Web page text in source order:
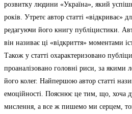
розвитку людини «Україна», який
років. Утретє автор статті «відкриває»
редагуючи його книгу публіцистики.
він називає ці «відкриття» моментами
Також у статті охарактеризовано
проаналізовано головні риси, за якими
його колег. Найпершою автор статті
емоційності. Пояснює це тим, що, хоча
мислення, а все ж пишемо ми серцем,